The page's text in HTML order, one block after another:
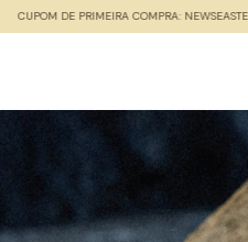
CASHBACK EM TODAS AS COMPRAS